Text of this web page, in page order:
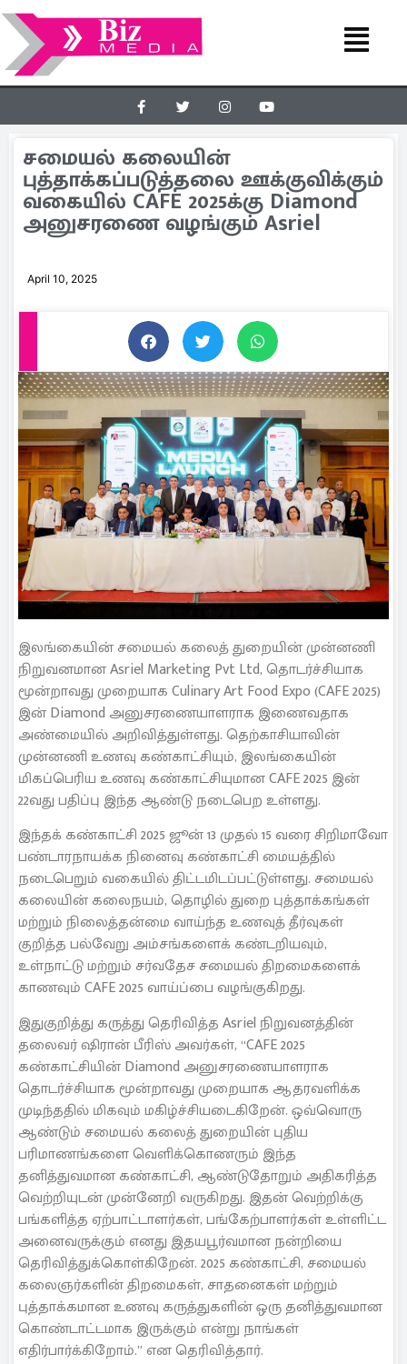
சமையல் கலையின்
புத்தாக்கப்படுத்தலை ஊக்குவிக்கும்
வகையில் CAFE 2025க்கு Diamond
அனுசரணை வழங்கும் Asriel
April 10, 2025
இலங்கையின் சமையல் கலைத் துறையின் முன்னணி
நிறுவனமான Asriel Marketing Pvt Ltd, தொடர்ச்சியாக
மூன்றாவது முறையாக Culinary Art Food Expo (CAFE 2025)
இன் Diamond அனுசரணையாளராக இணைவதாக
அண்மையில் அறிவித்துள்ளது. தெற்காசியாவின்
முன்னணி உணவு கண்காட்சியும், இலங்கையின்
மிகப்பெரிய உணவு கண்காட்சியுமான CAFE 2025 இன்
22வது பதிப்பு இந்த ஆண்டு நடைபெற உள்ளது.
இந்தக் கண்காட்சி 2025 ஜூன் 13 முதல் 15 வரை சிறிமாவோ
பண்டாரநாயக்க நினைவு கண்காட்சி மையத்தில்
நடைபெறும் வகையில் திட்டமிடப்பட்டுள்ளது. சமையல்
கலையின் கலைநயம், தொழில் துறை புத்தாக்கங்கள்
மற்றும் நிலைத்தன்மை வாய்ந்த உணவுத் தீர்வுகள்
குறித்த பல்வேறு அம்சங்களைக் கண்டறியவும்,
உள்நாட்டு மற்றும் சர்வதேச சமையல் திறமைகளைக்
காணவும் CAFE 2025 வாய்ப்பை வழங்குகிறது.
இதுகுறித்து கருத்து தெரிவித்த Asriel நிறுவனத்தின்
தலைவர் ஷிரான் பீரிஸ் அவர்கள், “CAFE 2025
கண்காட்சியின் Diamond அனுசரணையாளராக
தொடர்ச்சியாக மூன்றாவது முறையாக ஆதரவளிக்க
முடிந்ததில் மிகவும் மகிழ்ச்சியடைகிறேன். ஒவ்வொரு
ஆண்டும் சமையல் கலைத் துறையின் புதிய
பரிமாணங்களை வெளிக்கொணரும் இந்த
தனித்துவமான கண்காட்சி, ஆண்டுதோறும் அதிகரித்த
வெற்றியுடன் முன்னேறி வருகிறது. இதன் வெற்றிக்கு
பங்களித்த ஏற்பாட்டாளர்கள், பங்கேற்பாளர்கள் உள்ளிட்ட
அனைவருக்கும் எனது இதயபூர்வமான நன்றியை
தெரிவித்துக்கொள்கிறேன். 2025 கண்காட்சி, சமையல்
கலைஞர்களின் திறமைகள், சாதனைகள் மற்றும்
புத்தாக்கமான உணவு கருத்துகளின் ஒரு தனித்துவமான
கொண்டாட்டமாக இருக்கும் என்று நாங்கள்
எதிர்பார்க்கிறோம்.” என தெரிவித்தார்.